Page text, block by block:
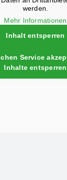
werden.
Mehr Informationen
Inhalt entsperren
Service
Inhalte entsperren